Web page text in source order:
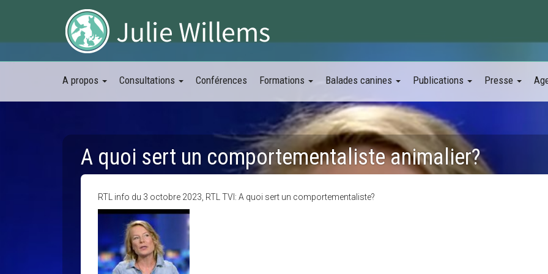
A propos Consultations Conférences Formations Balades canines Publications Presse
A quoi sert un comportementaliste animalier?
RTL info du 3 octobre 2023, RTL TVI: A quoi sert un comportementaliste?